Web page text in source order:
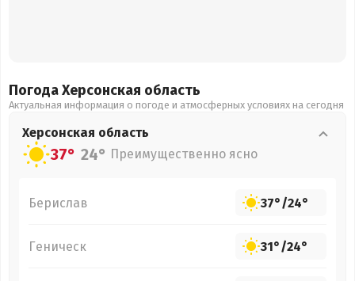
Погода Херсонская область
Актуальная информация о погоде и атмосферных условиях на сегодня
Херсонская область
37° 24° Преимущественно ясно
Берислав 37°/24°
Геническ 31°/24°